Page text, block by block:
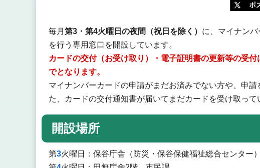
毎月 第3・第4火曜日の夜間（祝日を除く） に、マイナン
を行う専用窓口を開設しています。
カードの交付（お受け取り）・電子証明書の更新等の受
でとなります。
マイナンバーカードの申請がまだお済みでない方や、申
た、カードの交付通知書が届いてまだカードを受け取っ
開設場所
第3火曜日：保谷庁舎（防災・保谷保健福祉総合センタ